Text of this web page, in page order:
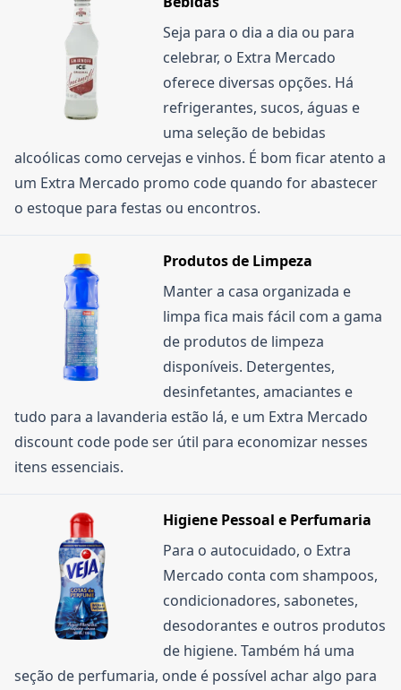
Seja para o dia a dia ou para
celebrar, o Extra Mercado
oferece diversas opções. Há
refrigerantes, sucos, águas e
uma seleção de bebidas
alcoólicas como cervejas e vinhos. É bom ficar atento a
um Extra Mercado promo code quando for abastecer
o estoque para festas ou encontros.
Produtos de Limpeza
Manter a casa organizada e
limpa fica mais fácil com a gama
de produtos de limpeza
disponíveis. Detergentes,
desinfetantes, amaciantes e
tudo para a lavanderia estão lá, e um Extra Mercado
discount code pode ser útil para economizar nesses
itens essenciais.
Higiene Pessoal e Perfumaria
Para o autocuidado, o Extra
Mercado conta com shampoos,
condicionadores, sabonetes,
desodorantes e outros produtos
de higiene. Também há uma
seção de perfumaria, onde é possível achar algo para